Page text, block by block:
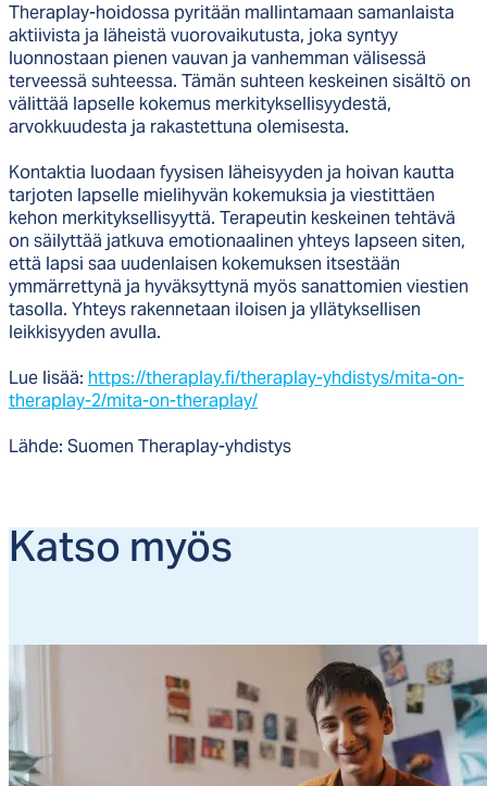
Theraplay-hoidossa pyritään mallintamaan samanlaista
aktiivista ja läheistä vuorovaikutusta, joka syntyy
luonnostaan pienen vauvan ja vanhemman välisessä
terveessä suhteessa. Tämän suhteen keskeinen sisältö on
välittää lapselle kokemus merkityksellisyydestä,
arvokkuudesta ja rakastettuna olemisesta.
Kontaktia luodaan fyysisen läheisyyden ja hoivan kautta
tarjoten lapselle mielihyvän kokemuksia ja viestittäen
kehon merkityksellisyyttä. Terapeutin keskeinen tehtävä
on säilyttää jatkuva emotionaalinen yhteys lapseen siten,
että lapsi saa uudenlaisen kokemuksen itsestään
ymmärrettynä ja hyväksyttynä myös sanattomien viestien
tasolla. Yhteys rakennetaan iloisen ja yllätyksellisen
leikkisyyden avulla.
Lue lisää: https://theraplay.fi/theraplay-yhdistys/mita-on-
theraplay-2/mita-on-theraplay/
Lähde: Suomen Theraplay-yhdistys
Kat­so myös